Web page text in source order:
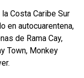
Costa Caribe Sur
en autocuarentena,
de Rama Cay,
Town, Monkey